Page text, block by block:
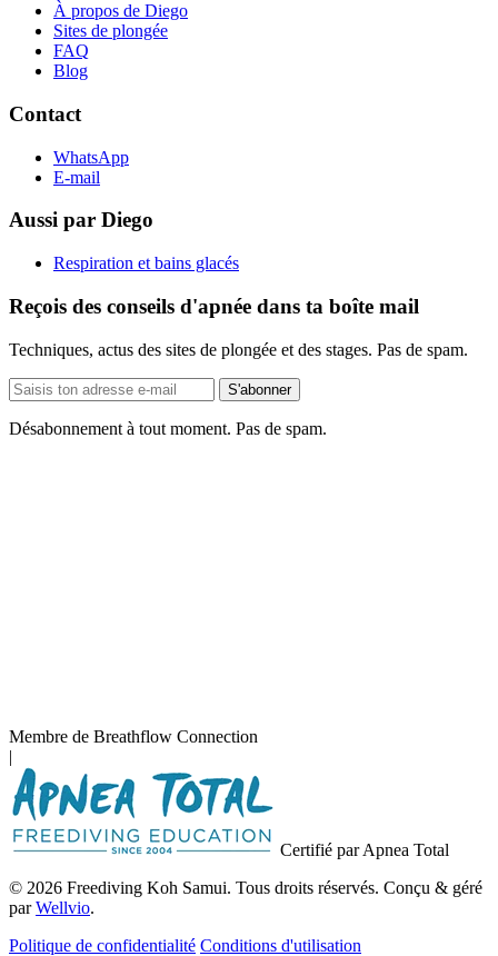
À propos de Diego
Sites de plongée
FAQ
Blog
Contact
WhatsApp
E-mail
Aussi par Diego
Respiration et bains glacés
Reçois des conseils d'apnée dans ta boîte mail
Techniques, actus des sites de plongée et des stages. Pas de spam.
Adresse
e-
mail
S'abonner
Désabonnement à tout moment. Pas de spam.
Membre de Breathflow Connection
|
Certifié par Apnea Total
© 2026 Freediving Koh Samui. Tous droits réservés. Conçu & géré
parWellvio.
Politique de confidentialité Conditions d'utilisation